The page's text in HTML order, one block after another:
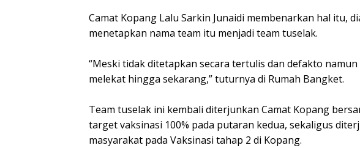
Camat Kopang Lalu Sarkin Junaidi membenarkan hal itu,
menetapkan nama team itu menjadi team tuselak.
“Meski tidak ditetapkan secara tertulis dan defakto
melekat hingga sekarang,” tuturnya di Rumah Bangket.
Team tuselak ini kembali diterjunkan Camat Kopang
target vaksinasi 100% pada putaran kedua, sekaligus
masyarakat pada Vaksinasi tahap 2 di Kopang.